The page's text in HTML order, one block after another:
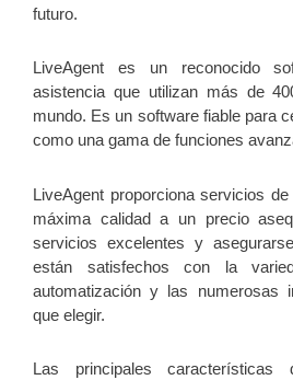
futuro.
LiveAgent es un reconocido
asistencia que utilizan más de
mundo. Es un software fiable para
como una gama de funciones
LiveAgent proporciona servicios
máxima calidad a un precio
servicios excelentes y
están satisfechos con la
automatización y las numerosas
que elegir.
Las principales características